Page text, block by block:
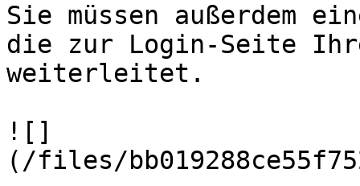
Sie müssen außerdem
die zur Login-Seite
weiterleitet.
![]
(/files/